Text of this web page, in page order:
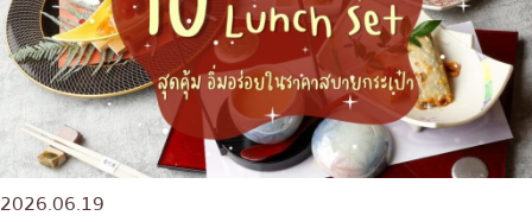
2026.06.19